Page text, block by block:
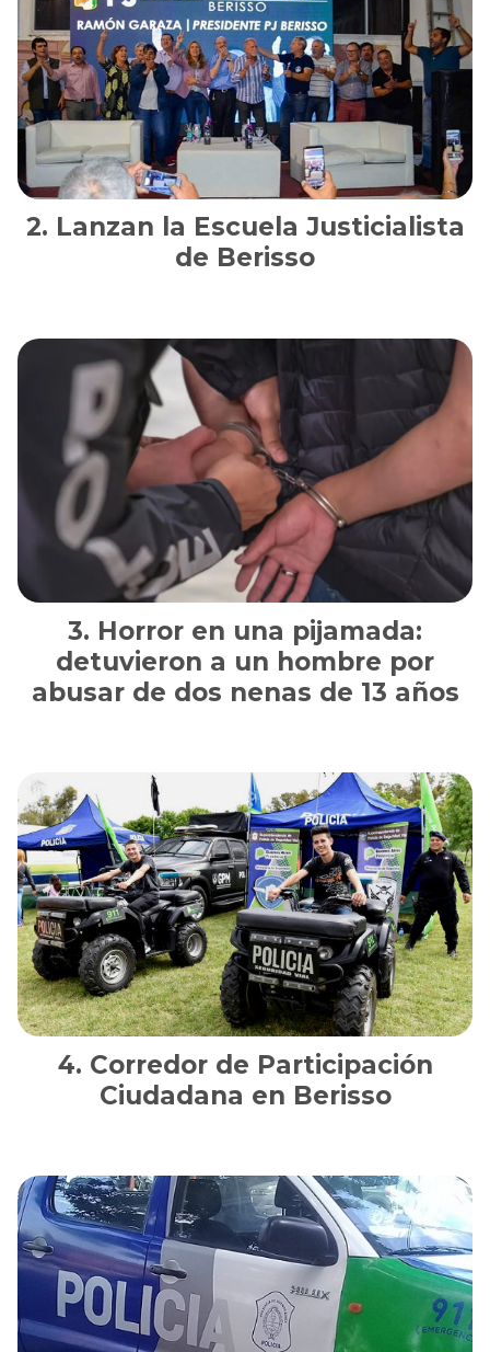
Lanzan la Escuela Justicialista
de Berisso
Horror en una pijamada:
detuvieron a un hombre por
abusar de dos nenas de 13 años
Corredor de Participación
Ciudadana en Berisso